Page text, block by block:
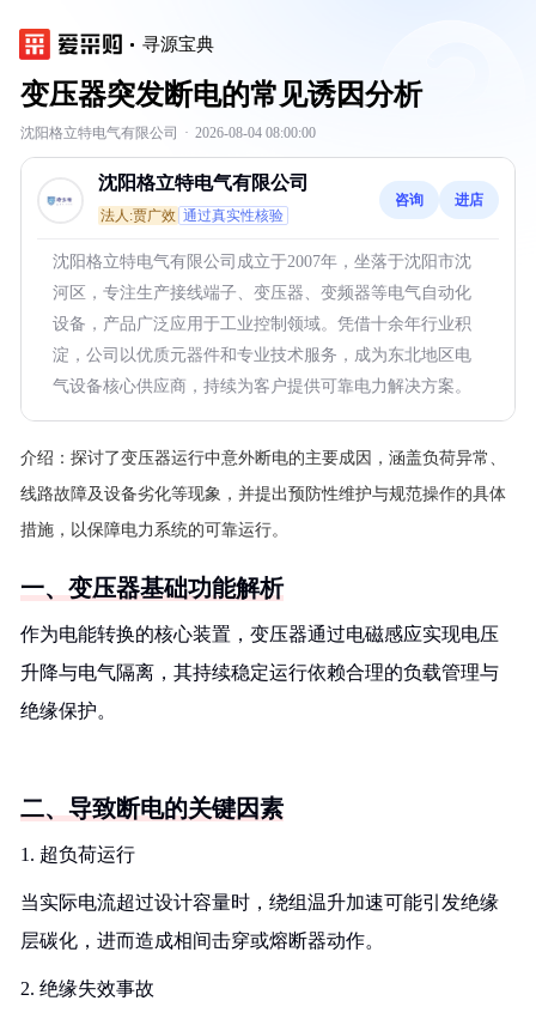
寻源宝典
变压器突发断电的常见诱因分析
沈阳格立特电气有限公司 · 2026-08-04 08:00:00
沈阳格立特电气有限公司
法人:贾广效 通过真实性核验
咨询 进店
沈阳格立特电气有限公司成立于2007年，坐落于沈阳市沈
河区，专注生产接线端子、变压器、变频器等电气自动化
设备，产品广泛应用于工业控制领域。凭借十余年行业积
淀，公司以优质元器件和专业技术服务，成为东北地区电
气设备核心供应商，持续为客户提供可靠电力解决方案。
介绍： 探讨了变压器运行中意外断电的主要成因，涵盖负荷异常、
线路故障及设备劣化等现象，并提出预防性维护与规范操作的具体
措施，以保障电力系统的可靠运行。
一、变压器基础功能解析
作为电能转换的核心装置，变压器通过电磁感应实现电压
升降与电气隔离，其持续稳定运行依赖合理的负载管理与
绝缘保护。
二、导致断电的关键因素
1. 超负荷运行
当实际电流超过设计容量时，绕组温升加速可能引发绝缘
层碳化，进而造成相间击穿或熔断器动作。
2. 绝缘失效事故